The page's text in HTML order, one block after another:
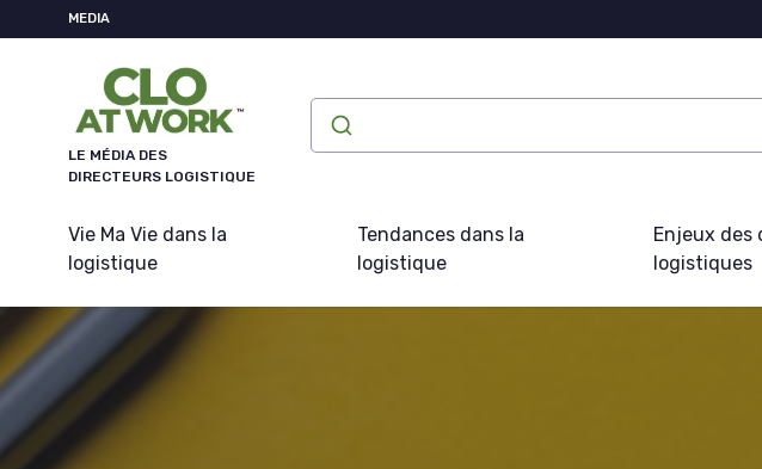
MEDIA
LE MÉDIA DES
DIRECTEURS LOGISTIQUE
Vie Ma Vie dans la
logistique
Tendances dans la
logistique
Enjeux des
logistiques
Panneau de gestion des cookies